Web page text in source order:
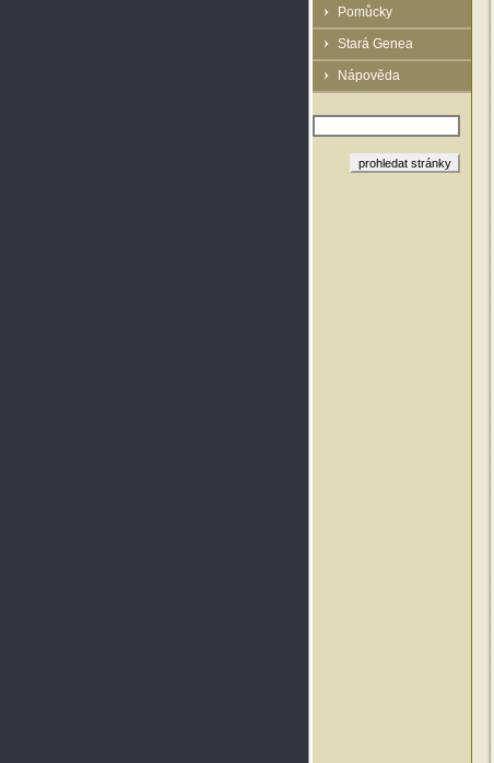
Pomůcky
Stará Genea
Nápověda